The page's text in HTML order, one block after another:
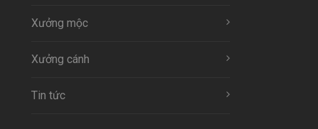
Xưởng mộc
Xưởng cánh
Tin tức